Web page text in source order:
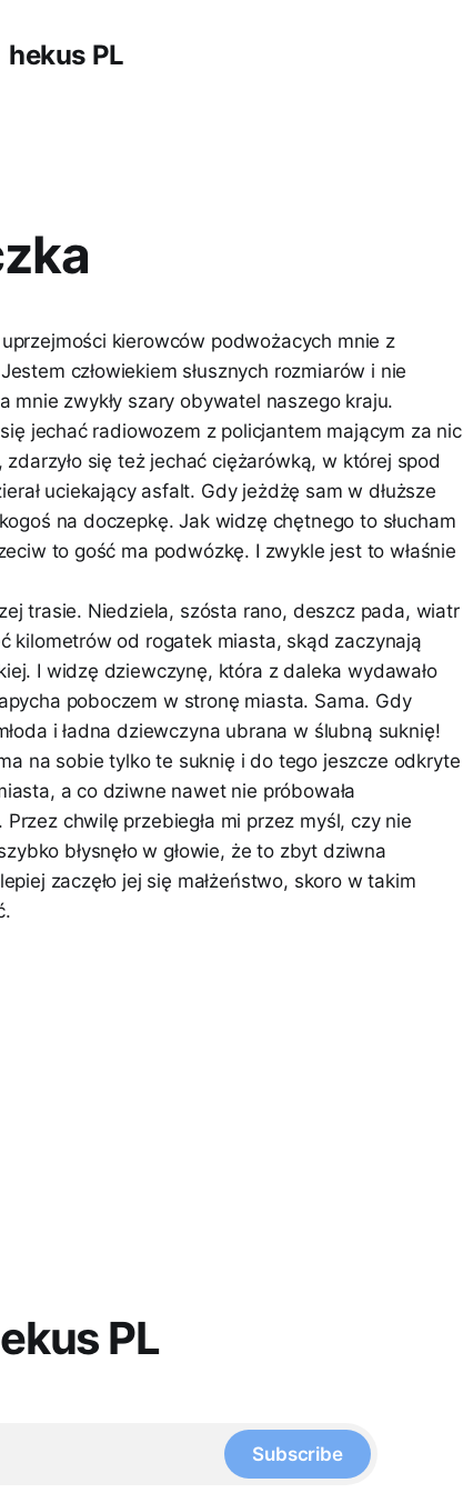
hekus PL
kierowców podwożacych mnie z
człowiekiem słusznych rozmiarów i nie
mnie zwykły szary obywatel naszego kraju.
jechać radiowozem z policjantem mającym za nic
się też jechać ciężarówką, w której spod
uciekający asfalt. Gdy jeżdżę sam w dłuższe
na doczepkę. Jak widzę chętnego to słucham
to gość ma podwózkę. I zwykle jest to właśnie
trasie. Niedziela, szósta rano, deszcz pada, wiatr
kilometrów od rogatek miasta, skąd zaczynają
I widzę dziewczynę, która z daleka wydawało
poboczem w stronę miasta. Sama. Gdy
i ładna dziewczyna ubrana w ślubną suknię!
na sobie tylko te suknię i do tego jeszcze odkryte
a co dziwne nawet nie próbowała
chwilę przebiegła mi przez myśl, czy nie
błysnęło w głowie, że to zbyt dziwna
zaczęło jej się małżeństwo, skoro w takim
PL
Subscribe